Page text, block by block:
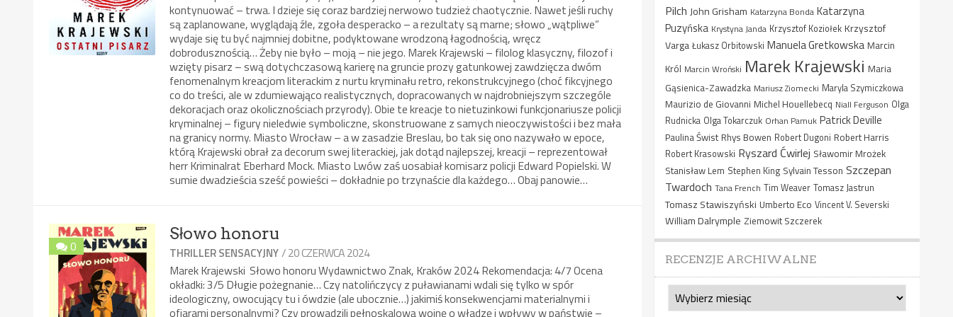
kontynuować – trwa. I dzieje się coraz bardziej nerwowo tudzież chaotycznie. Nawet jeśli ruchy
są zaplanowane, wyglądają źle, zgoła desperacko – a rezultaty są marne; słowo „wątpliwe”
wydaje się tu być najmniej dobitne, podyktowane wrodzoną łagodnością, wręcz
dobrodusznością… Żeby nie było – moją – nie jego. Marek Krajewski – filolog klasyczny, filozof i
wzięty pisarz – swą dotychczasową karierę na gruncie prozy gatunkowej zawdzięcza dwóm
fenomenalnym kreacjom literackim z nurtu kryminału retro, rekonstrukcyjnego (choć fikcyjnego
co do treści, ale w zdumiewająco realistycznych, dopracowanych w najdrobniejszym szczególe
dekoracjach oraz okolicznościach przyrody). Obie te kreacje to nietuzinkowi funkcjonariusze policji
kryminalnej – figury nieledwie symboliczne, skonstruowane z samych nieoczywistości i bez mała
na granicy normy. Miasto Wrocław – a w zasadzie Breslau, bo tak się ono nazywało w epoce,
którą Krajewski obrał za decorum swej literackiej, jak dotąd najlepszej, kreacji – reprezentował
herr Kriminalrat Eberhard Mock. Miasto Lwów zaś uosabiał komisarz policji Edward Popielski. W
sumie dwadzieścia sześć powieści – dokładnie po trzynaście dla każdego… Obaj panowie…
0
Słowo honoru
THRILLER SENSACYJNY/ 20 CZERWCA 2024
Marek Krajewski Słowo honoru Wydawnictwo Znak, Kraków 2024 Rekomendacja: 4/7 Ocena
okładki: 3/5 Długie pożegnanie… Czy natolińczycy z puławianami wdali się tylko w spór
ideologiczny, owocujący tu i ówdzie (ale ubocznie…) jakimiś konsekwencjami materialnymi i
ofiarami personalnymi? Czy prowadzili pełnoskalową wojnę o władzę i wpływy w państwie –
Pilch John Grisham Katarzyna Bonda Katarzyna
Puzyńska Krystyna Janda Krzysztof Koziołek Krzysztof
Varga Łukasz Orbitowski Manuela Gretkowska Marcin
Król Marcin Wroński Marek Krajewski Maria
Gąsienica-Zawadzka Mariusz Ziomecki Maryla Szymiczkowa
Maurizio de Giovanni Michel Houellebecq Niall Ferguson Olga
Rudnicka Olga Tokarczuk Orhan Pamuk Patrick Deville
Paulina Świst Rhys Bowen Robert Dugoni Robert Harris
Robert Krasowski Ryszard Ćwirlej Sławomir Mrożek
Stanisław Lem Stephen King Sylvain Tesson Szczepan
Twardoch Tana French Tim Weaver Tomasz Jastrun
Tomasz Stawiszyński Umberto Eco Vincent V. Severski
William Dalrymple Ziemowit Szczerek
RECENZJE ARCHIWALNE
Recenzje
archiwalne